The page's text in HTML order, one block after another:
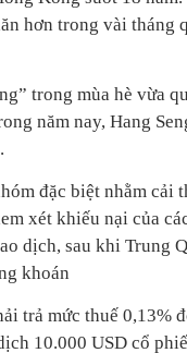
hơn trong vài tháng
trong mùa hè vừa
năm nay, Hang
đặc biệt nhằm cải
xét khiếu nại của
dịch, sau khi Trung
khoán
trả mức thuế 0,13%
10.000 USD cổ